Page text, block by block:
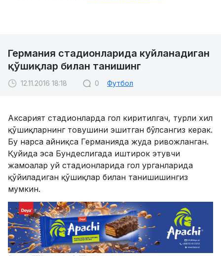
Германия стадионларида куйланадиган
қўшиқлар билан танишинг
12.11.2016 18:18 0 Футбол
Аксарият стадионларда гол киритилгач, турли хил
қўшиқларнинг товушини эшитган бўлсангиз керак.
Бу нарса айниқса Германияда жуда ривожланган.
Қуйида эса Бундеслигада иштирок этувчи
жамоалар уй стадионларида гол урганларида
қўйиладиган қўшиқлар билан танишишингиз
мумкин.